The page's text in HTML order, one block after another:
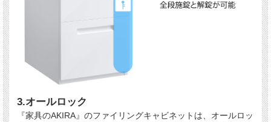
3.オールロック
『家具のAKIRA』のファイリングキャビネットは、オールロッ